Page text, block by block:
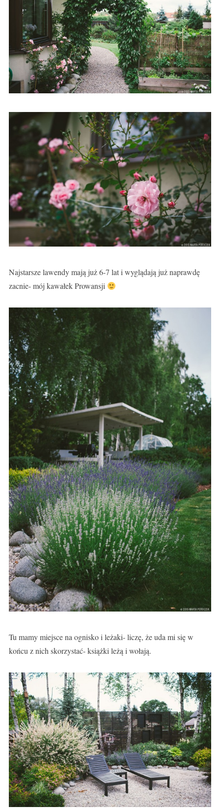
Najstarsze lawendy mają już 6-7 lat i wyglądają już naprawdę
zacnie- mój kawałek Prowansji
Tu mamy miejsce na ognisko i leżaki- liczę, że uda mi się w
końcu z nich skorzystać- książki leżą i wołają.